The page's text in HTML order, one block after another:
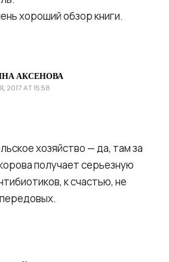
хороший обзор книги.
АКСЕНОВА
2017 AT 15:58
хозяйство — да, там за
получает серьезную
к счастью, не